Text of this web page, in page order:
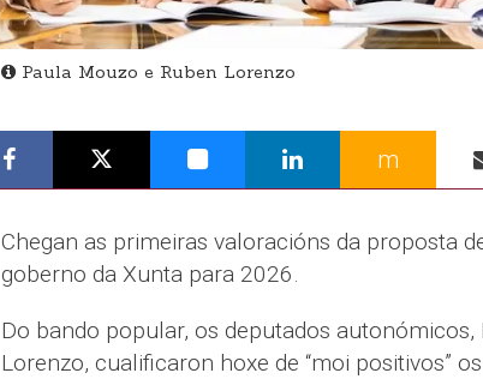
Paula Mouzo e Ruben Lorenzo
m
Chegan as primeiras valoracións da proposta
goberno da Xunta para 2026.
Do bando popular, os deputados
Lorenzo, cualificaron hoxe de “moi positivos”